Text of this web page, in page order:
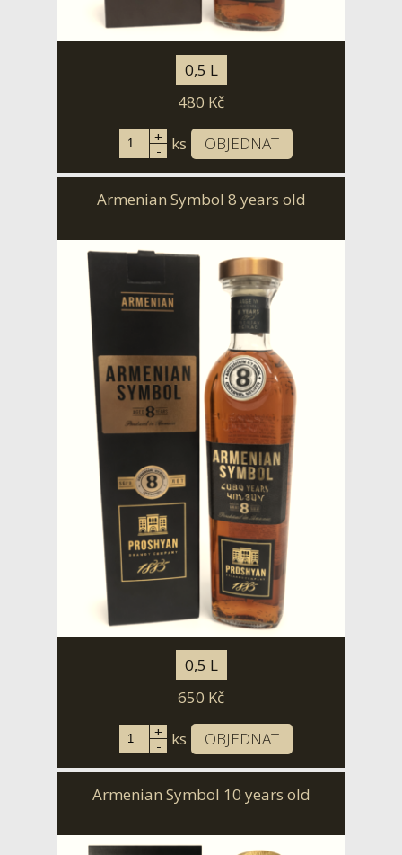
0,5 L
480 Kč
+
- ks OBJEDNAT
Armenian Symbol 8 years old
0,5 L
650 Kč
+
- ks OBJEDNAT
Armenian Symbol 10 years old